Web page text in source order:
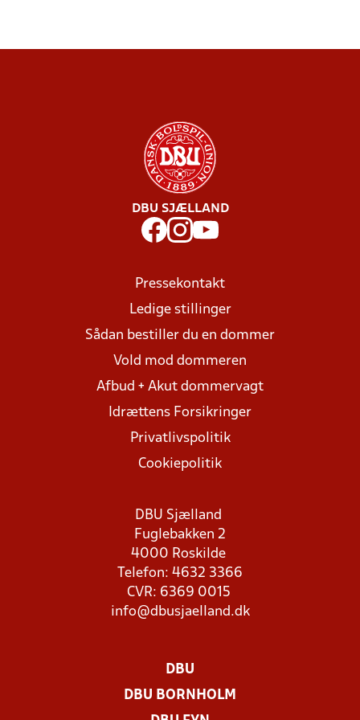
DBU SJÆLLAND
Pressekontakt
Ledige stillinger
Sådan bestiller du en dommer
Vold mod dommeren
Afbud + Akut dommervagt
Idrættens Forsikringer
Privatlivspolitik
Cookiepolitik
DBU Sjælland
Fuglebakken 2
4000 Roskilde
Telefon: 4632 3366
CVR: 6369 0015
info@dbusjaelland.dk
DBU
DBU BORNHOLM